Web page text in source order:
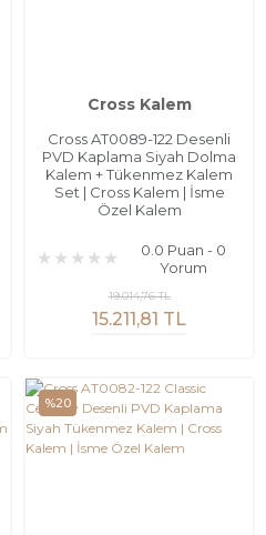
Cross Kalem
Cross AT0089-122 Desenli
PVD Kaplama Siyah Dolma
Kalem + Tükenmez Kalem
Set | Cross Kalem | İsme
Özel Kalem
0.0 Puan - 0
Yorum
15.211,81 TL
19.014,76 TL
%20